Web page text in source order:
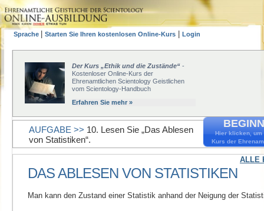
Sprache Starten Sie Ihren kostenlosen Online-Kurs Login
Der Kurs „Ethik und die Zustände“ -
Kostenloser Online-Kurs der
Ehrenamtlichen Scientology Geistlichen
vom Scientology-Handbuch
Erfahren Sie mehr »
Hier klicken, um
Kurs der
ALLE
AUFGABE >> 10. Lesen Sie „Das Ablesen
von Statistiken“.
DAS ABLESEN VON STATISTIKEN
Man kann den Zustand einer Statistik anhand der Neigung der